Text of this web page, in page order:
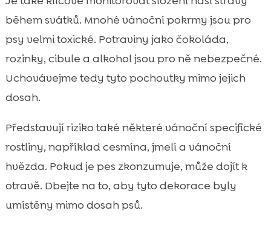
během svátků. Mnohé vánoční pokrmy jsou pro
psy velmi toxické. Potraviny jako čokoláda,
rozinky, cibule a alkohol jsou pro ně nebezpečné.
Uchovávejme tedy tyto pochoutky mimo jejich
dosah.
Představují riziko také některé vánoční specifické
rostliny, například cesmína, jmelí a vánoční
hvězda. Pokud je pes zkonzumuje, může dojít k
otravě. Dbejte na to, aby tyto dekorace byly
umístěny mimo dosah psů.